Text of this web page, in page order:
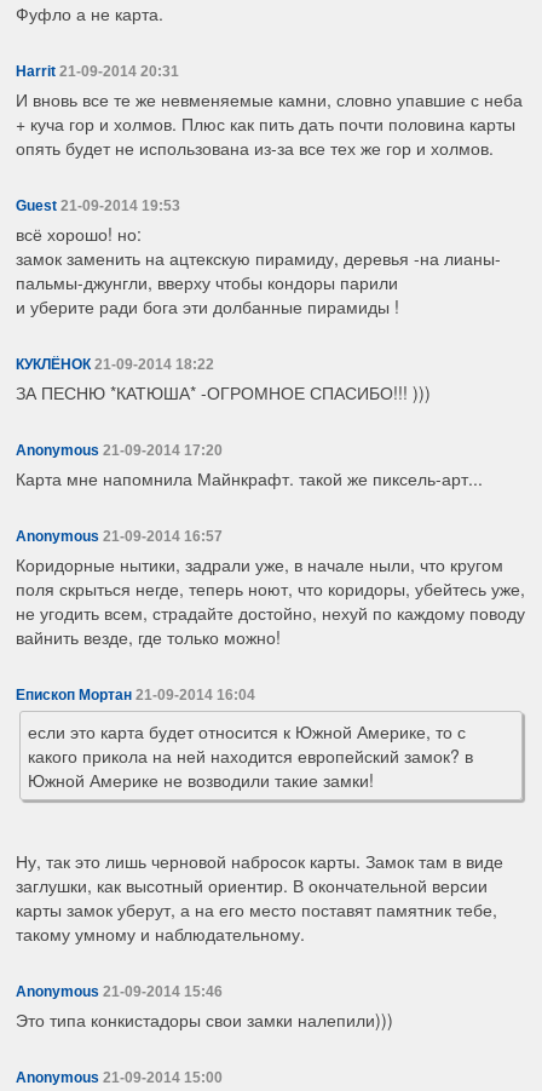
Фуфло а не карта.
Harrit 21-09-2014 20:31
И вновь все те же невменяемые камни, словно упавшие с неба
+ куча гор и холмов. Плюс как пить дать почти половина карты
опять будет не использована из-за все тех же гор и холмов.
Guest 21-09-2014 19:53
всё хорошо! но:
замок заменить на ацтекскую пирамиду, деревья -на лианы-
пальмы-джунгли, вверху чтобы кондоры парили
и уберите ради бога эти долбанные пирамиды !
КУКЛЁНОК 21-09-2014 18:22
ЗА ПЕСНЮ *КАТЮША* -ОГРОМНОЕ СПАСИБО!!! )))
Anonymous 21-09-2014 17:20
Карта мне напомнила Майнкрафт. такой же пиксель-арт...
Anonymous 21-09-2014 16:57
Коридорные нытики, задрали уже, в начале ныли, что кругом
поля скрыться негде, теперь ноют, что коридоры, убейтесь уже,
не угодить всем, страдайте достойно, нехуй по каждому поводу
вайнить везде, где только можно!
Епископ Мортан 21-09-2014 16:04
если это карта будет относится к Южной Америке, то с
какого прикола на ней находится европейский замок? в
Южной Америке не возводили такие замки!
Ну, так это лишь черновой набросок карты. Замок там в виде
заглушки, как высотный ориентир. В окончательной версии
карты замок уберут, а на его место поставят памятник тебе,
такому умному и наблюдательному.
Anonymous 21-09-2014 15:46
Это типа конкистадоры свои замки налепили)))
Anonymous 21-09-2014 15:00